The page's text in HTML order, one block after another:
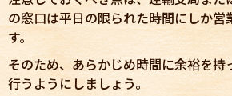
の窓口は平日の限られた時間にしか営
す。
そのため、あらかじめ時間に余裕を持
行うようにしましょう。